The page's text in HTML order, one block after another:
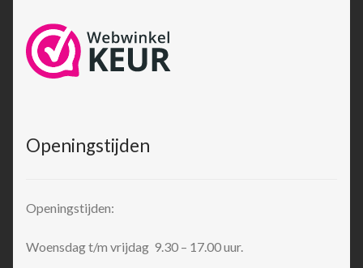
Openingstijden
Openingstijden:
Woensdag t/m vrijdag 9.30 – 17.00 uur.